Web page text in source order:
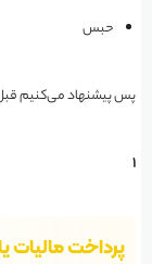
حبس
پس پیشنهاد می‌کنیم قبل
۱
پرداخت مالیات